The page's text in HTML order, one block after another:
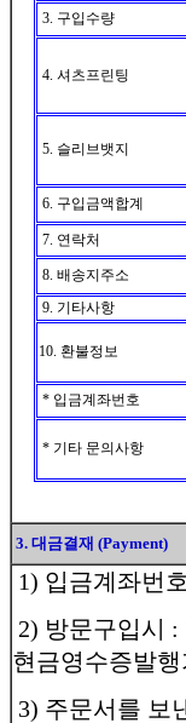
3. 구입수량
4. 셔츠프린팅
5. 슬리브뱃지
6. 구입금액합계
7. 연락처
8. 배송지주소
9. 기타사항
10. 환불정보
* 입금계좌번호
* 기타 문의사항
3. 대금결재 (Payment)
1) 입금계좌번
2) 방문구입시
현금영수증발행
3) 주문서를 보